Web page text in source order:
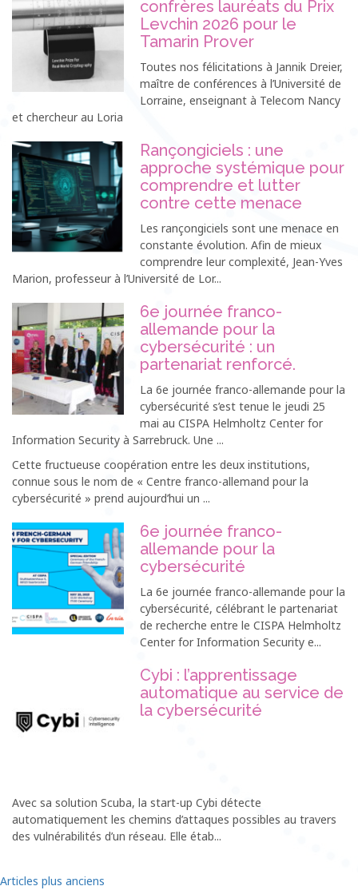
confrères lauréats du Prix
Levchin 2026 pour le
Tamarin Prover
Toutes nos félicitations à Jannik Dreier,
maître de conférences à l’Université de
Lorraine, enseignant à Telecom Nancy
et chercheur au Loria
Rançongiciels : une
approche systémique pour
comprendre et lutter
contre cette menace
Les rançongiciels sont une menace en
constante évolution. Afin de mieux
comprendre leur complexité, Jean-Yves
Marion, professeur à l’Université de Lor...
6e journée franco-
allemande pour la
cybersécurité : un
partenariat renforcé.
La 6e journée franco-allemande pour la
cybersécurité s’est tenue le jeudi 25
mai au CISPA Helmholtz Center for
Information Security à Sarrebruck. Une ...
Cette fructueuse coopération entre les deux institutions,
connue sous le nom de « Centre franco-allemand pour la
cybersécurité » prend aujourd’hui un ...
6e journée franco-
allemande pour la
cybersécurité
La 6e journée franco-allemande pour la
cybersécurité, célébrant le partenariat
de recherche entre le CISPA Helmholtz
Center for Information Security e...
Cybi : l’apprentissage
automatique au service de
la cybersécurité
Avec sa solution Scuba, la start-up Cybi détecte
automatiquement les chemins d’attaques possibles au travers
des vulnérabilités d’un réseau. Elle étab...
Articles plus anciens